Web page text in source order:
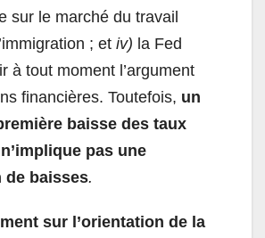
sur le marché du travail
; et iv) la Fed
à tout moment l’argument
financières. Toutefois, un
baisse des taux
pas une
de baisses.
sur l’orientation de la